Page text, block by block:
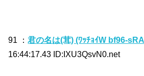
91 ：君の名は(茸) (ﾜｯﾁｮｲW bf96-
16:44:17.43 ID:IXU3QsvN0.net